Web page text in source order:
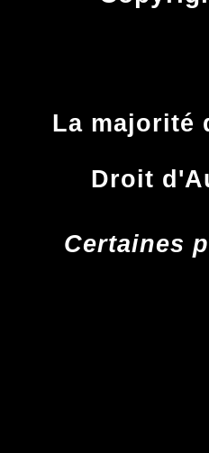
La majorité
Droit
Certaines